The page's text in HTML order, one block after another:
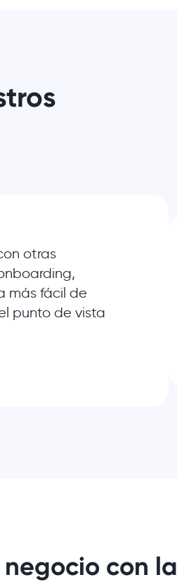
otras
más fácil de
punto de vista
con la